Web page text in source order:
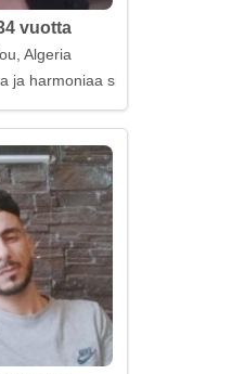
vuotta
Algeria
ja harmoniaa sielussani